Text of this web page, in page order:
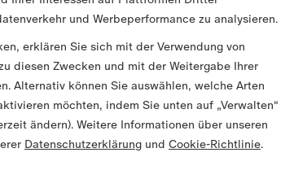
und Werbeperformance zu analysieren.
erklären Sie sich mit der Verwendung von
diesen Zwecken und mit der Weitergabe Ihrer
Alternativ können Sie auswählen, welche Arten
möchten, indem Sie unten auf „Verwalten“
ändern). Weitere Informationen über unseren
Datenschutzerklärung und Cookie-Richtlinie.